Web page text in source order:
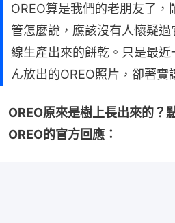
OREO算是我們的老朋友了，
管怎麼說，應該沒有人懷疑
線生產出來的餅乾。只是最近
ん放出的OREO照片，卻著實
OREO原來是樹上長出來的？
OREO的官方回應：